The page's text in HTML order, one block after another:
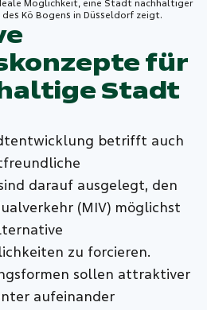
Möglichkeit, eine Stadt nachhaltiger
Kö Bogens in Düsseldorf zeigt.
für
Stadt
betrifft auch
darauf ausgelegt, den
(MIV) möglichst
zu forcieren.
sollen attraktiver
aufeinander